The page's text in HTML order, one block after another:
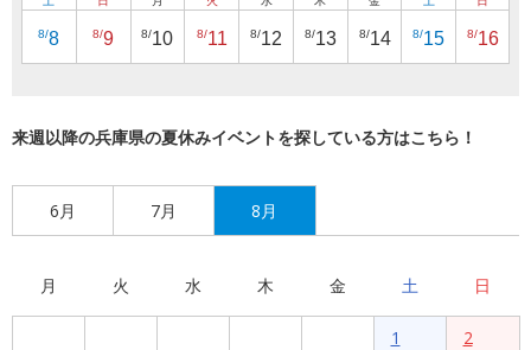
8/8 8/9 8/10 8/11 8/12 8/13 8/14 8/15 8/16
来週以降の兵庫県の夏休みイベントを探している方はこちら！
6月 7月 8月
月 火 水 木 金 土 日
1 2